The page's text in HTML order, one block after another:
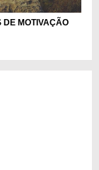
DE MOTIVAÇÃO